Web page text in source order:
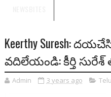
Keerthy Suresh:
వదిలేయండి: కీర్తి సురేశ్
Admin 3 years ago